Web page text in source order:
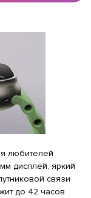
любителей
дисплей, яркий
связи
до 42 часов